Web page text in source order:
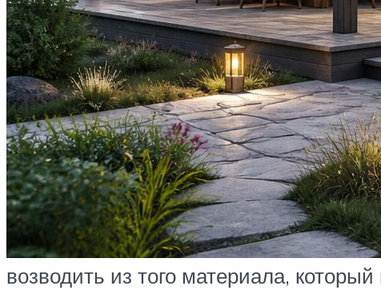
возводить из того материала,